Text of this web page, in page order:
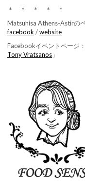
＊ ＊ ＊ ＊ ＊
Matsuhisa Athens-Astirの
facebook /website
Facebookイベントページ
Tony Vratsanos 」